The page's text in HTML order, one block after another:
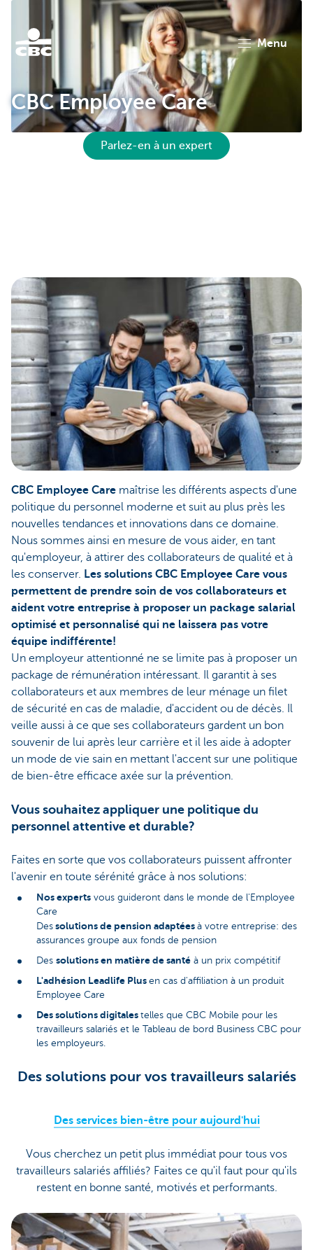
menu
CBC Employee Care
Parlez-en à un expert
CBC Employee Care maîtrise les différents aspects d'une
politique du personnel moderne et suit au plus près les
nouvelles tendances et innovations dans ce domaine.
Nous sommes ainsi en mesure de vous aider, en tant
qu'employeur, à attirer des collaborateurs de qualité et à
les conserver. Les solutions CBC Employee Care vous
permettent de prendre soin de vos collaborateurs et
aident votre entreprise à proposer un package salarial
optimisé et personnalisé qui ne laissera pas votre
équipe indifférente!
Un employeur attentionné ne se limite pas à proposer un
package de rémunération intéressant. Il garantit à ses
collaborateurs et aux membres de leur ménage un filet
de sécurité en cas de maladie, d'accident ou de décès. Il
veille aussi à ce que ses collaborateurs gardent un bon
souvenir de lui après leur carrière et il les aide à adopter
un mode de vie sain en mettant l'accent sur une politique
de bien-être efficace axée sur la prévention.
Vous souhaitez appliquer une politique du
personnel attentive et durable?
Faites en sorte que vos collaborateurs puissent affronter
l'avenir en toute sérénité grâce à nos solutions:
Nos experts vous guideront dans le monde de l'Employee
Care
Des solutions de pension adaptées à votre entreprise: des
assurances groupe aux fonds de pension
Des solutions en matière de santé à un prix compétitif
L'adhésion Leadlife Plus en cas d'affiliation à un produit
Employee Care
Des solutions digitales telles que CBC Mobile pour les
travailleurs salariés et le Tableau de bord Business CBC pour
les employeurs.
Des solutions pour vos travailleurs salariés
Des services bien-être pour aujourd'hui
Vous cherchez un petit plus immédiat pour tous vos
travailleurs salariés affiliés? Faites ce qu'il faut pour qu'ils
restent en bonne santé, motivés et performants.